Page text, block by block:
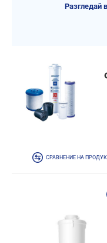
Разгледай
СРАВНЕНИЕ НА